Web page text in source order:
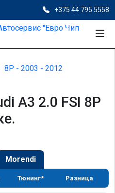
+375 44 795 5558
8P - 2003 - 2012
A3 2.0 FSI 8P
Morendi
Тюнинг* Разница